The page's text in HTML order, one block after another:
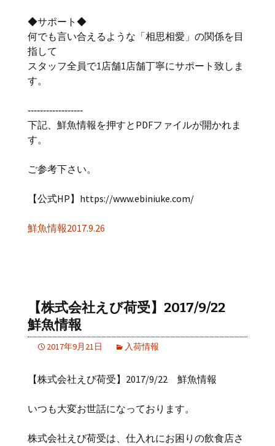
◆サポート◆
何でも言い合えるような「相思相愛」の関係を目
指して
スタッフ全員で1店舗1店舗丁寧にサポート致しま
す。
‐‐‐‐‐‐‐‐‐‐‐‐‐‐‐‐‐‐
下記、鮮魚情報を押すとPDFファイルが開かれま
す。
ご参考下さい。
【公式HP】https://www.ebiniuke.com/
鮮魚情報2017.9.26
【株式会社えび荷受】2017/9/22
鮮魚情報
2017年9月21日 入荷情報
【株式会社えび荷受】2017/9/22 鮮魚情報
いつも大変お世話になっております。
株式会社えび荷受は、仕入れにお困りの飲食店さ